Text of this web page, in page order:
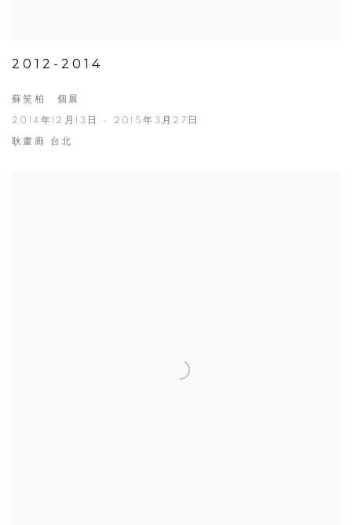
2012-2014
蘇笑柏 個展
2014年12月13日 - 2015年3月27日
耿畫廊 台北